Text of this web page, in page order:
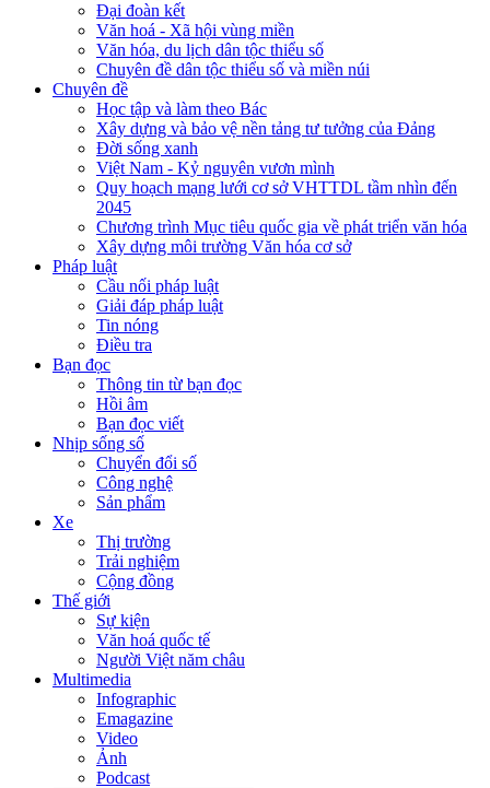
Đại đoàn kết
Văn hoá - Xã hội vùng miền
Văn hóa, du lịch dân tộc thiểu số
Chuyên đề dân tộc thiểu số và miền núi
Chuyên đề
Học tập và làm theo Bác
Xây dựng và bảo vệ nền tảng tư tưởng của Đảng
Đời sống xanh
Việt Nam - Kỷ nguyên vươn mình
Quy hoạch mạng lưới cơ sở VHTTDL tầm nhìn đến
2045
Chương trình Mục tiêu quốc gia về phát triển văn hóa
Xây dựng môi trường Văn hóa cơ sở
Pháp luật
Cầu nối pháp luật
Giải đáp pháp luật
Tin nóng
Điều tra
Bạn đọc
Thông tin từ bạn đọc
Hồi âm
Bạn đọc viết
Nhịp sống số
Chuyển đổi số
Công nghệ
Sản phẩm
Xe
Thị trường
Trải nghiệm
Cộng đồng
Thế giới
Sự kiện
Văn hoá quốc tế
Người Việt năm châu
Multimedia
Infographic
Emagazine
Video
Ảnh
Podcast